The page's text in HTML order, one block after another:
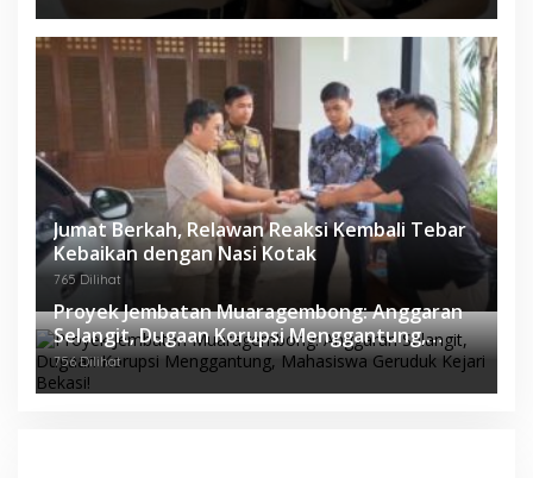
Jumat Berkah, Relawan Reaksi Kembali Tebar
Kebaikan dengan Nasi Kotak
765 Dilihat
Proyek Jembatan Muaragembong: Anggaran
Selangit, Dugaan Korupsi Menggantung,
Mahasiswa Geruduk Kejari Bekasi!
756 Dilihat